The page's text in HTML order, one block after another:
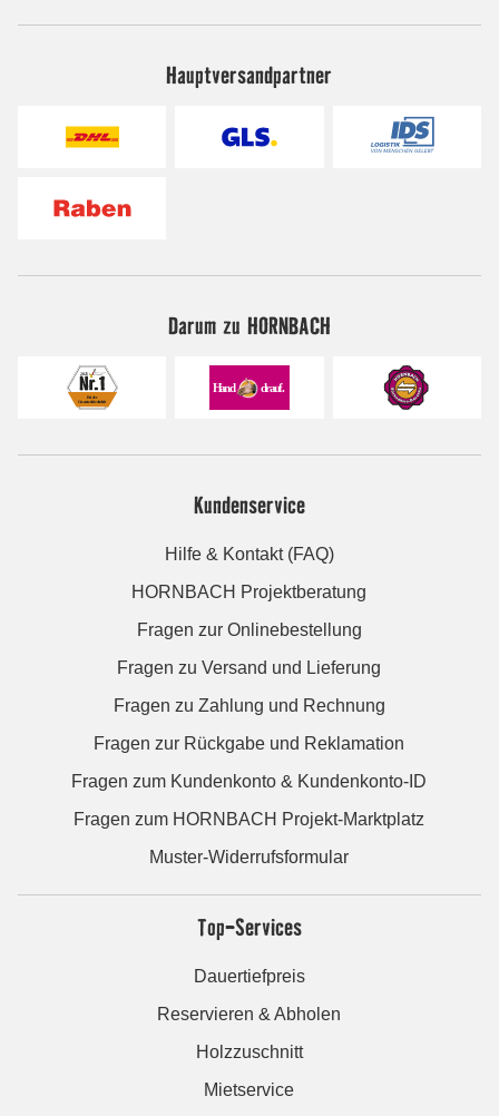
Hauptversandpartner
Darum zu HORNBACH
Kundenservice
Hilfe & Kontakt (FAQ)
HORNBACH Projektberatung
Fragen zur Onlinebestellung
Fragen zu Versand und Lieferung
Fragen zu Zahlung und Rechnung
Fragen zur Rückgabe und Reklamation
Fragen zum Kundenkonto & Kundenkonto-ID
Fragen zum HORNBACH Projekt-Marktplatz
Muster-Widerrufsformular
Top-Services
Dauertiefpreis
Reservieren & Abholen
Holzzuschnitt
Mietservice